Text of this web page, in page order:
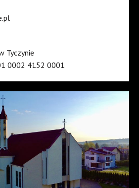
Tyczynie
0002 4152 0001